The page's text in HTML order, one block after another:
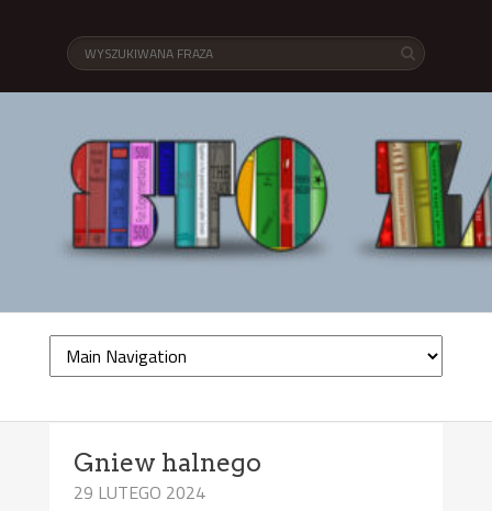
Gniew halnego
29 LUTEGO 2024